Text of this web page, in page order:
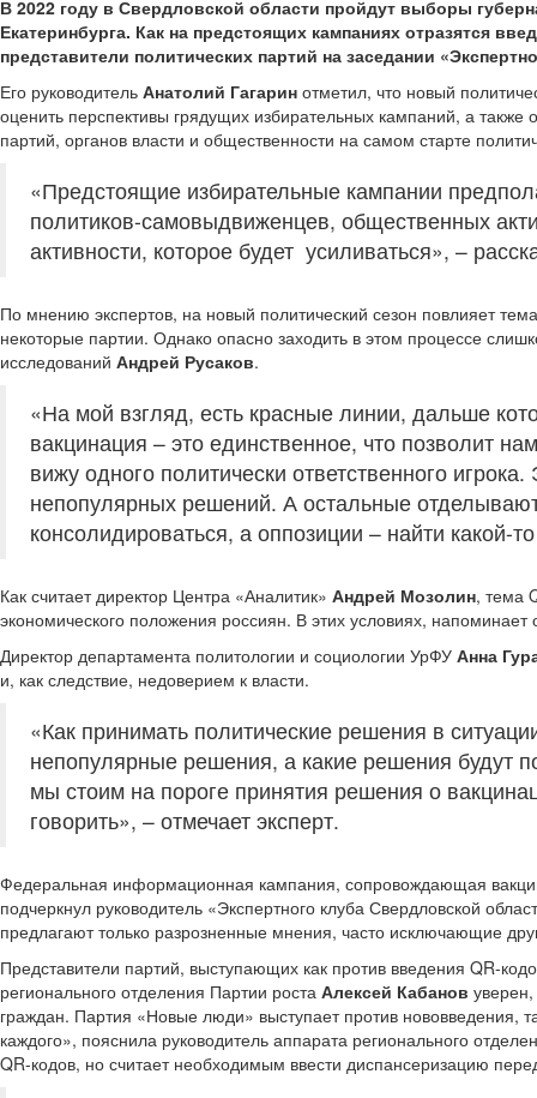
В 2022 году в Свердловской области пройдут выборы
Екатеринбурга. Как на предстоящих кампаниях отразятся
представители политических партий на заседании
Его руководитель Анатолий Гагарин отметил, что новый
оценить перспективы грядущих избирательных кампаний, а
партий, органов власти и общественности на самом старте
«Предстоящие избирательные кампании
политиков-самовыдвиженцев, общественных
активности, которое будет усиливаться», –
По мнению экспертов, на новый политический сезон повлияет
некоторые партии. Однако опасно заходить в этом процессе
исследований Андрей Русаков.
«На мой взгляд, есть красные линии, дальше
вакцинация – это единственное, что позволит
вижу одного политически ответственного
непопулярных решений. А остальные
консолидироваться, а оппозиции – найти
Как считает директор Центра «Аналитик» Андрей Мозолин, тема
экономического положения россиян. В этих условиях,
Директор департамента политологии и социологии УрФУ Анна
и, как следствие, недоверием к власти.
«Как принимать политические решения в
непопулярные решения, а какие решения будут
мы стоим на пороге принятия решения о
говорить», – отмечает эксперт.
Федеральная информационная кампания, сопровождающая
подчеркнул руководитель «Экспертного клуба Свердловской
предлагают только разрозненные мнения, часто исключающие
Представители партий, выступающих как против введения QR-
регионального отделения Партии роста Алексей Кабанов
граждан. Партия «Новые люди» выступает против нововведения,
каждого», пояснила руководитель аппарата регионального
QR-кодов, но считает необходимым ввести диспансеризацию